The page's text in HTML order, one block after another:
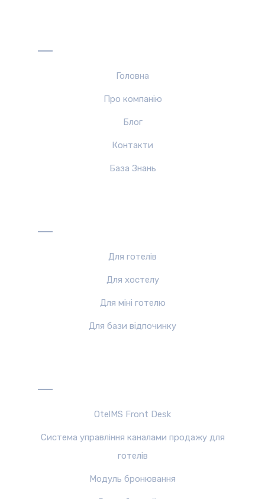
Головна
Про компанiю
Блог
Контакти
База Знань
Для готелів
Для хостелу
Для міні готелю
Для бази відпочинку
OtelMS Front Desk
Система управління каналами продажу для
готелів
Модуль бронювання